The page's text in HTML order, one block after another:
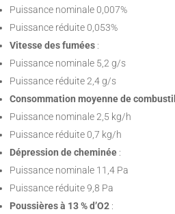
Puissance nominale 0,007%
Puissance réduite 0,053%
Vitesse des fumées :
Puissance nominale 5,2 g/s
Puissance réduite 2,4 g/s
Consommation moyenne de
Puissance nominale 2,5 kg/h
Puissance réduite 0,7 kg/h
Dépression de cheminée :
Puissance nominale 11,4 Pa
Puissance réduite 9,8 Pa
Poussières à 13 % d’O2 :